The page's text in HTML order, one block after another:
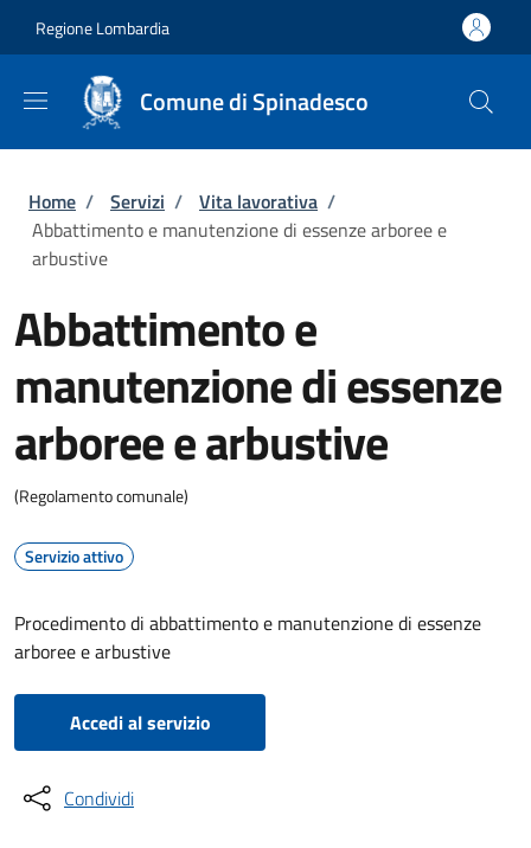
Regione Lombardia
Comune di Spinadesco
Briciole di pane
Home / Servizi / Vita lavorativa /
Abbattimento e manutenzione di essenze arboree e
arbustive
Abbattimento e
manutenzione di essenze
arboree e arbustive
(Regolamento comunale)
Servizio attivo
Procedimento di abbattimento e manutenzione di essenze
arboree e arbustive
Accedi al servizio
Condividi